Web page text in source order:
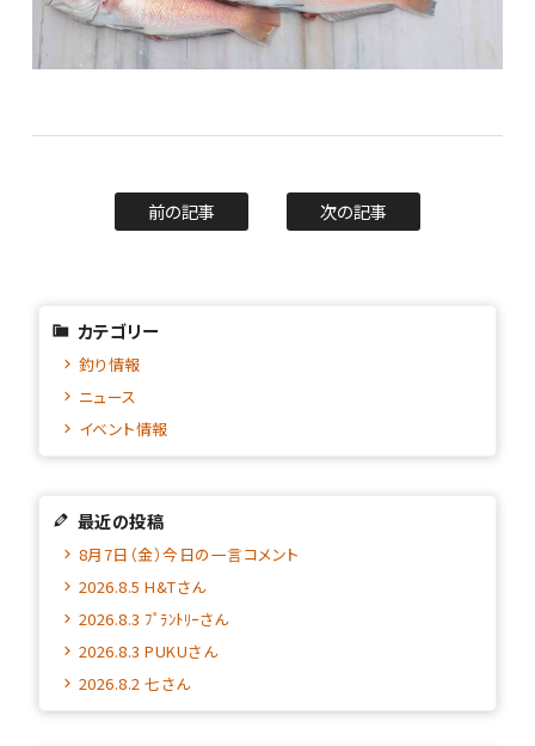
前の記事 次の記事
カテゴリー
釣り情報
ニュース
イベント情報
最近の投稿
8月7日（金）今日の一言コメント
2026.8.5 H&Tさん
2026.8.3 ﾌﾟﾗﾝﾄﾘｰさん
2026.8.3 PUKUさん
2026.8.2 七さん